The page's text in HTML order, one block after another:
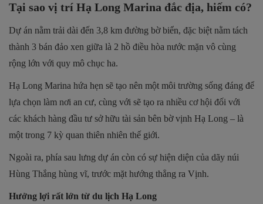
Tại sao vị trí Hạ Long Marina đắc địa, hiếm có?
Dự án nằm trải dài đến 3,8 km đường bờ biển, đặc biệt nằm tách
thành 3 bán đảo xen giữa là 2 hồ điều hòa nước mặn vô cùng
rộng lớn với quy mô chục ha.
Hạ Long Marina hứa hẹn sẽ tạo nên một môi trường sống đáng để
lựa chọn làm nơi an cư, cùng với sẽ tạo ra nhiều cơ hội đối với
các khách hàng đầu tư sở hữu tài sản bên bờ vịnh Hạ Long – là
một trong 7 kỳ quan thiên nhiên thế giới.
Ngoài ra, phía sau lưng dự án còn có sự hiện diện của dãy núi
Hùng Thắng hùng vĩ, trước mặt hướng thẳng ra Vịnh.
Hưởng lợi rất lớn từ du lịch Hạ Long